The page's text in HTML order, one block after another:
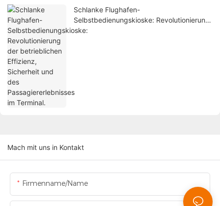
Schlanke Flughafen-
Selbstbedienungskioske: Revolutionierung
der betrieblichen Effizienz, Sicherheit und
Mach mit uns in Kontakt
Firmenname/Name